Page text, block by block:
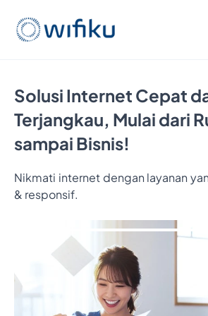
Solusi Internet Cepat
Terjangkau, Mulai dari
sampai Bisnis!
Nikmati internet dengan layanan
& responsif.